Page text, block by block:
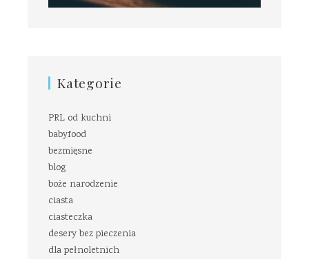
Kategorie
PRL od kuchni
babyfood
bezmięsne
blog
boże narodzenie
ciasta
ciasteczka
desery bez pieczenia
dla pełnoletnich